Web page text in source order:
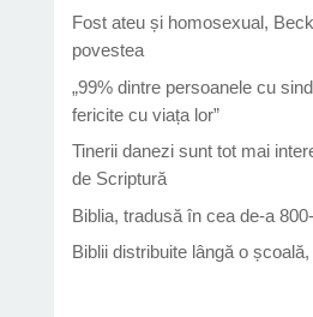
Fost ateu și homosexual,
povestea
„99% dintre persoanele cu
fericite cu viața lor”
Tinerii danezi sunt tot mai
de Scriptură
Biblia, tradusă în cea de-a
Biblii distribuite lângă o